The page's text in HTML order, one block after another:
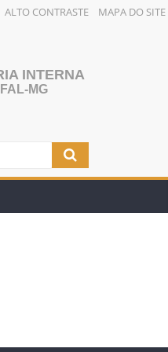
ALTO CONTRASTE MAPA DO SITE
INTERNA
MG